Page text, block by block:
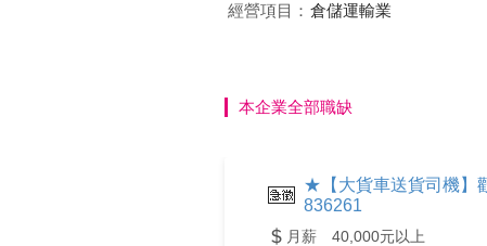
經營項目： 倉儲運輸業
本企業全部職缺
★【大貨車送貨司機】
836261
月薪 40,000元以上